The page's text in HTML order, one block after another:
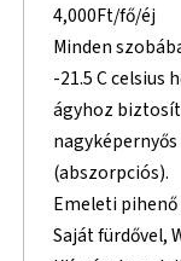
4,000Ft/fő/éj
Minden
-21.5 C celsius
ágyhoz
(abszorpciós).
Emeleti
Saját fürdővel,